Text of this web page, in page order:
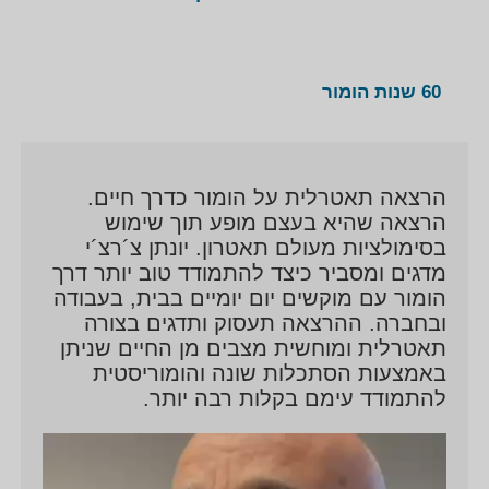
60 שנות הומור
הרצאה תאטרלית על הומור כדרך חיים.
הרצאה שהיא בעצם מופע תוך שימוש
בסימולציות מעולם תאטרון. יונתן צ´רצ´י
מדגים ומסביר כיצד להתמודד טוב יותר דרך
הומור עם מוקשים יום יומיים בבית, בעבודה
ובחברה. ההרצאה תעסוק ותדגים בצורה
תאטרלית ומוחשית מצבים מן החיים שניתן
באמצעות הסתכלות שונה והומוריסטית
להתמודד עימם בקלות רבה יותר.